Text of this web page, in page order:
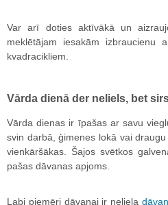
Var arī doties aktīvākā un
meklētājam iesakām izbraucienu
kvadracikliem.
Vārda dienā der neliels, bet
Vārda dienas ir īpašas ar savu
svin darbā, ģimenes lokā vai
vienkāršākas. Šajos svētkos
pašas dāvanas apjoms.
Labi piemēri dāvanai ir neliela